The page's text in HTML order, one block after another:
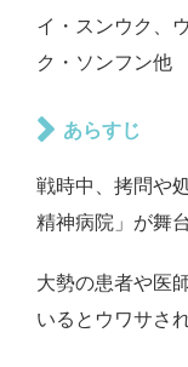
イ・スンウク、
ク・ソンフン他
あらすじ
戦時中、拷問や
精神病院」が舞台
大勢の患者や医
いるとウワサさ